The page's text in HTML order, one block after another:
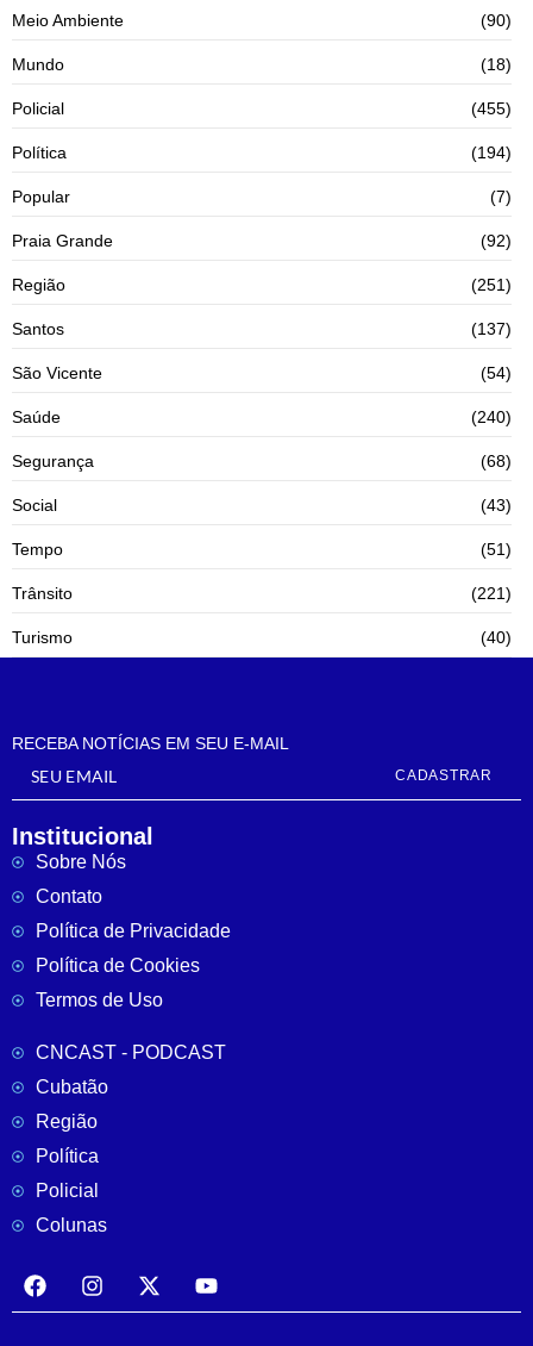
Meio Ambiente (90)
Mundo (18)
Policial (455)
Política (194)
Popular (7)
Praia Grande (92)
Região (251)
Santos (137)
São Vicente (54)
Saúde (240)
Segurança (68)
Social (43)
Tempo (51)
Trânsito (221)
Turismo (40)
RECEBA NOTÍCIAS EM SEU E-MAIL
CADASTRAR
Institucional
Sobre Nós
Contato
Política de Privacidade
Política de Cookies
Termos de Uso
CNCAST - PODCAST
Cubatão
Região
Política
Policial
Colunas